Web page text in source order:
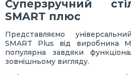
Суперзручний
SMART плюс
Представляємо
SMART Plus від виробника
популярна завдяки
зовнішньому вигляду.